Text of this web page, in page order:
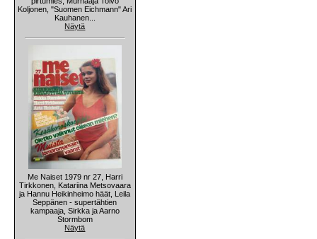
Koljonen, "Suomen Eichmann" Ari
Kauhanen...
Näytä
Me Naiset 1979 nr 27, Harri
Tirkkonen, Katariina Metsovaara
ja Hannu Heikinheimo häät, Leila
Seppänen - supertähtien
kampaaja, Sirkka ja Aarno
Stormbom
Näytä